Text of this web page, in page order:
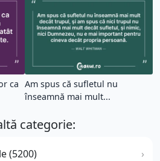
ca Am spus că sufletul nu
înseamnă mai mult...
categorie:
(5200)